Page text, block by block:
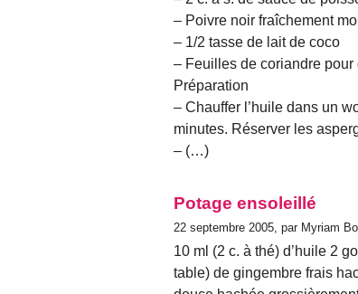
– Poivre noir fraîchement
– 1/2 tasse de lait de coco
– Feuilles de coriandre pour
Préparation
– Chauffer l’huile dans un
minutes. Réserver les
– (…)
Potage ensoleillé
22 septembre 2005, par Myriam
10 ml (2 c. à thé) d’huile 2
table) de gingembre frais